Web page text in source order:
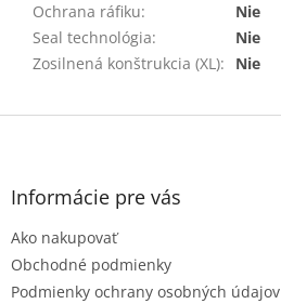
Ochrana ráfiku:
Nie
Seal technológia:
Nie
Zosilnená konštrukcia (XL): Nie
Z
Informácie pre vás
Ako nakupovať
Obchodné podmienky
Podmienky ochrany osobných údajov